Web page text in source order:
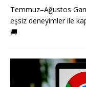
Temmuz–Ağustos
eşsiz deneyimler ile
🚚